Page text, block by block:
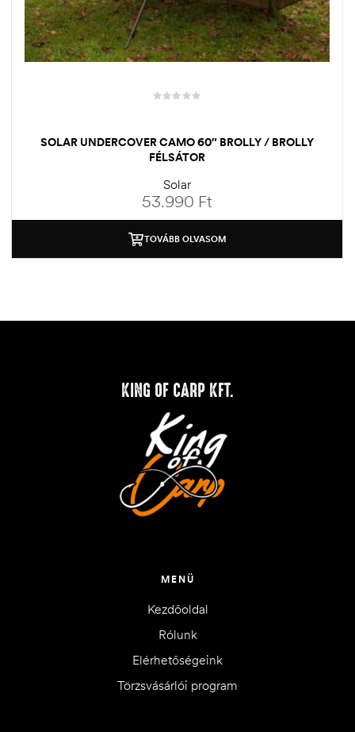
SOLAR UNDERCOVER CAMO 60″ BROLLY / BROLLY
FÉLSÁTOR
Solar
53.990 Ft
TOVÁBB OLVASOM
KING OF CARP KFT.
MENÜ
Kezdőoldal
Rólunk
Elérhetőségeink
Törzsvásárlói program